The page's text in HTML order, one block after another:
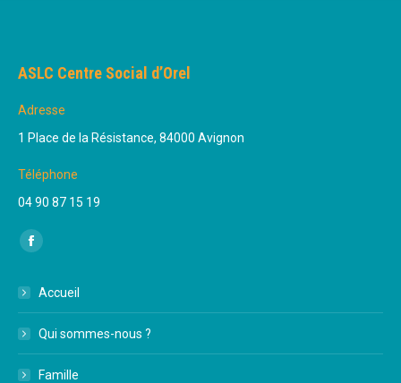
ASLC Centre Social d’Orel
Adresse
1 Place de la Résistance, 84000 Avignon
Téléphone
04 90 87 15 19
Trouvez nous sur :
Facebook
opens
new
window
Accueil
Qui sommes-nous ?
Famille